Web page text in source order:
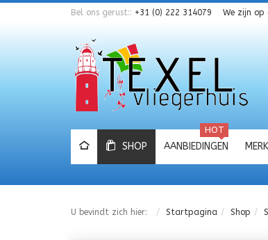
Bel ons gerust:: +31 (0) 222 314079 We zijn
SHOP AANBIEDINGEN
HOT
U bevindt zich hier: Startpagina Shop